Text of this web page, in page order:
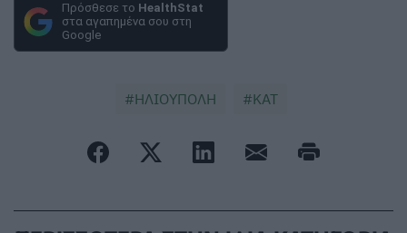
Πρόσθεσε το HealthStat
στα αγαπημένα σου στη
Google
ΗΛΙΟΥΠΟΛΗ ΚΑΤ